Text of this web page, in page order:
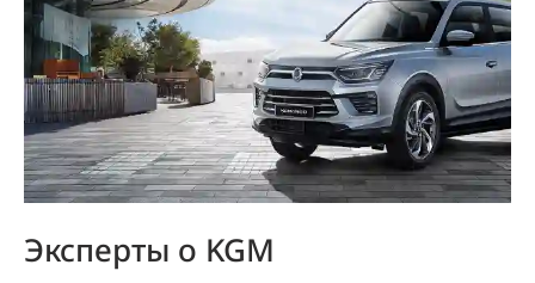
Эксперты о KGM